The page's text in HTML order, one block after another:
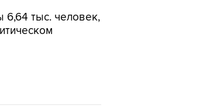
тыс. человек,